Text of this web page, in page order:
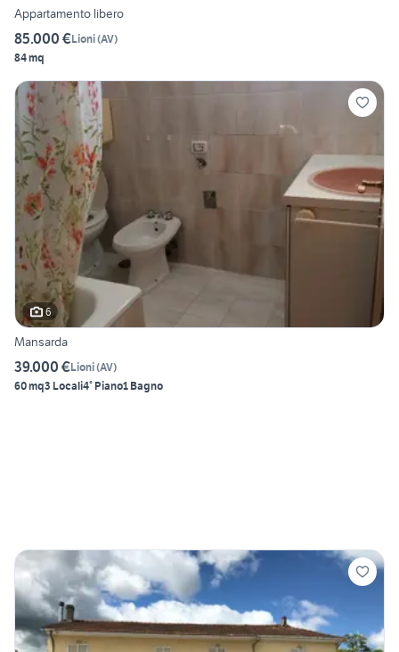
Appartamento libero
85.000 €Lioni(AV)
84 mq
6
Mansarda
39.000 €Lioni(AV)
60 mq3 Locali4° Piano1 Bagno